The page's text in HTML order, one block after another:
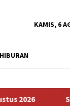
KAMIS, 6
HIBURAN
Sudah